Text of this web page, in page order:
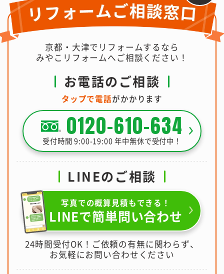
京都・大津でリフォームするなら
みやこリフォームへご相談ください！
お電話のご相談
タップで電話がかかります
0120-610-634
受付時間 9:00-19:00 年中無休で受付中！
LINEのご相談
写真での概算見積もできる！
LINEで簡単問い合わせ
24時間受付OK！ご依頼の有無に関わらず、
お気軽にお問い合わせください